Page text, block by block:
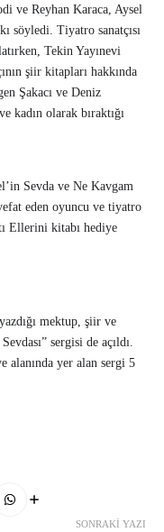
ve Reyhan Karaca, Aysel
söyledi. Tiyatro sanatçısı
Tekin Yayınevi
şiir kitapları hakkında
Şakacı ve Deniz
kadın olarak bıraktığı
Sevda ve Ne Kavgam
eden oyuncu ve tiyatro
Ellerini kitabı hediye
mektup, şiir ve
sergisi de açıldı.
alanında yer alan sergi 5
SONRAKI YAZI